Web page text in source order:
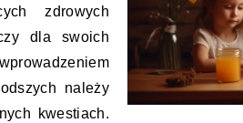
zdrowych
dla swoich
należy
kwestiach.